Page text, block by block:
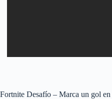
Fortnite Desafío – Marca un gol en